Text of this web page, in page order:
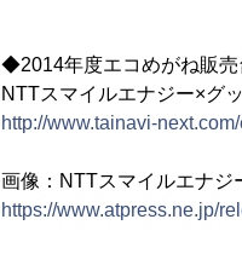
◆2014年度エコめがね販売
NTTスマイルエナジー×グ
http://www.tainavi-
画像：NTTスマイルエナジ
https://www.atpress.ne.jp/